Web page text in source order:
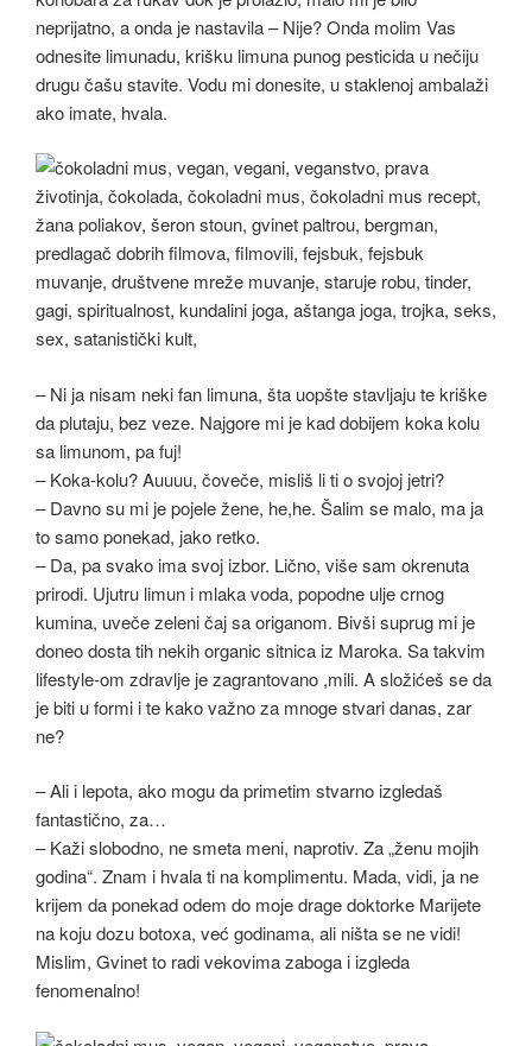
neprijatno, a onda je nastavila – Nije? Onda molim Vas
odnesite limunadu, krišku limuna punog pesticida u nečiju
drugu čašu stavite. Vodu mi donesite, u staklenoj ambalaži
ako imate, hvala.
– Ni ja nisam neki fan limuna, šta uopšte stavljaju te kriške
da plutaju, bez veze. Najgore mi je kad dobijem koka kolu
sa limunom, pa fuj!
– Koka-kolu? Auuuu, čoveče, misliš li ti o svojoj jetri?
– Davno su mi je pojele žene, he,he. Šalim se malo, ma ja
to samo ponekad, jako retko.
– Da, pa svako ima svoj izbor. Lično, više sam okrenuta
prirodi. Ujutru limun i mlaka voda, popodne ulje crnog
kumina, uveče zeleni čaj sa origanom. Bivši suprug mi je
doneo dosta tih nekih organic sitnica iz Maroka. Sa takvim
lifestyle-om zdravlje je zagrantovano ,mili. A složićeš se da
je biti u formi i te kako važno za mnoge stvari danas, zar
ne?
– Ali i lepota, ako mogu da primetim stvarno izgledaš
fantastično, za…
– Kaži slobodno, ne smeta meni, naprotiv. Za „ženu mojih
godina“. Znam i hvala ti na komplimentu. Mada, vidi, ja ne
krijem da ponekad odem do moje drage doktorke Marijete
na koju dozu botoxa, već godinama, ali ništa se ne vidi!
Mislim, Gvinet to radi vekovima zaboga i izgleda
fenomenalno!